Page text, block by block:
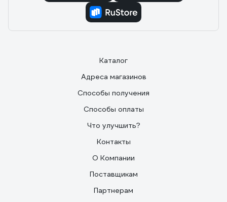
Каталог
Адреса магазинов
Способы получения
Способы оплаты
Что улучшить?
Контакты
О Компании
Поставщикам
Партнерам